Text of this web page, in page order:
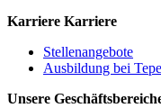
Karriere Karriere
Stellenangebote
Ausbildung bei Tepe
Unsere